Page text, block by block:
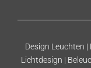
Design Leuchten
Lichtdesign |